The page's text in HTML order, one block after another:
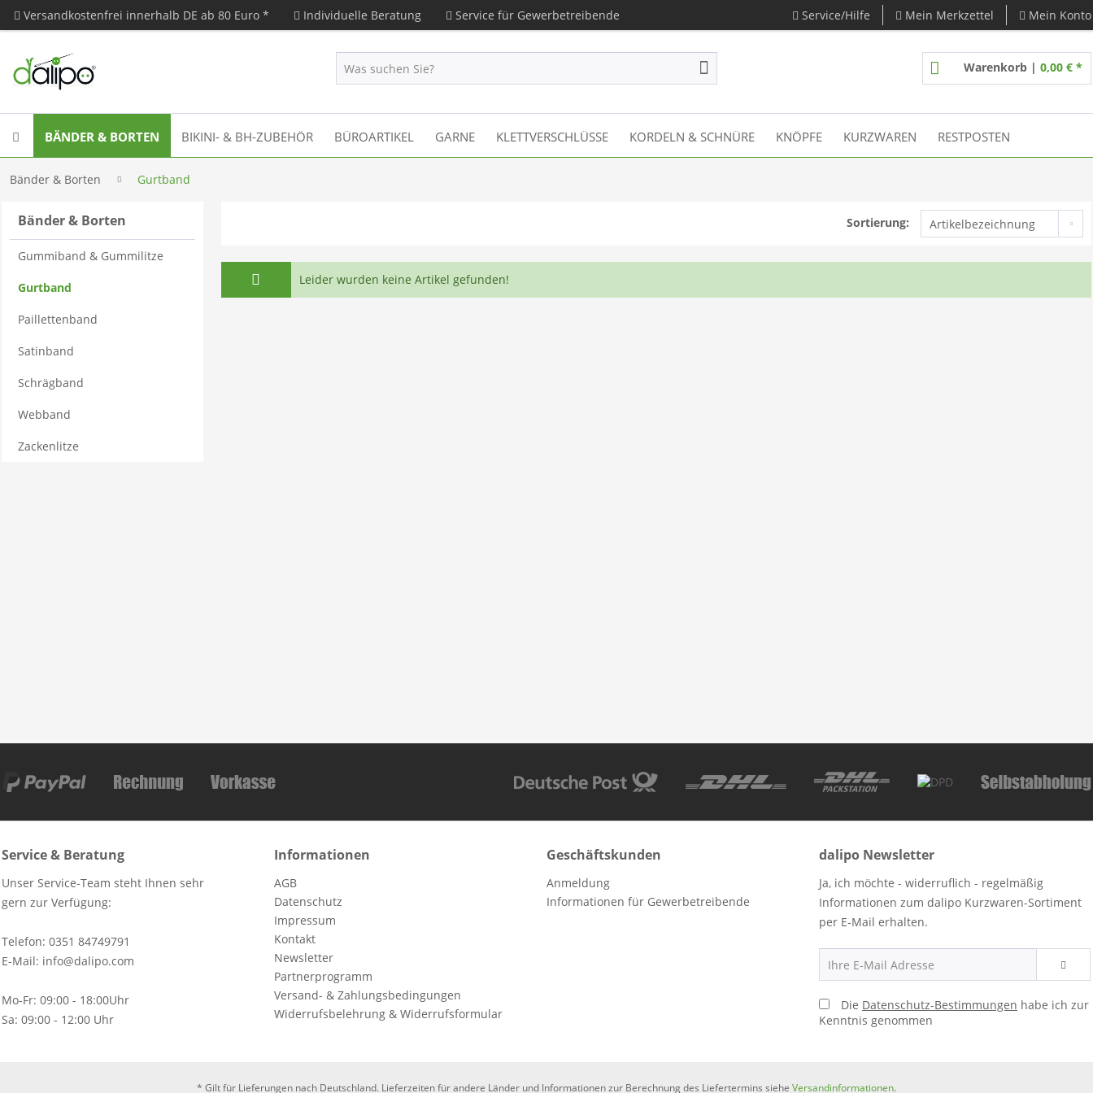
Versandkostenfrei innerhalb DE ab 80 Euro * Individuelle Beratung Service für Gewerbetreibende Service/Hilfe Mein Merkzettel Mein Konto
Warenkorb | 0,00 € *
BÄNDER & BORTEN BIKINI- & BH-ZUBEHÖR BÜROARTIKEL GARNE KLETTVERSCHLÜSSE KORDELN & SCHNÜRE KNÖPFE KURZWAREN RESTPOSTEN
Bänder & Borten Gurtband
Bänder & Borten
Gummiband & Gummilitze
Gurtband
Paillettenband
Satinband
Schrägband
Webband
Zackenlitze
Sortierung:
Leider wurden keine Artikel gefunden!
Service & Beratung
Unser Service-Team steht Ihnen sehr
gern zur Verfügung:
Telefon: 0351 84749791
E-Mail: info@dalipo.com
Mo-Fr: 09:00 - 18:00Uhr
Sa: 09:00 - 12:00 Uhr
Informationen
AGB
Datenschutz
Impressum
Kontakt
Newsletter
Partnerprogramm
Versand- & Zahlungsbedingungen
Widerrufsbelehrung & Widerrufsformular
Geschäftskunden
Anmeldung
Informationen für Gewerbetreibende
dalipo Newsletter
Ja, ich möchte - widerruflich - regelmäßig
Informationen zum dalipo Kurzwaren-Sortiment
per E-Mail erhalten.
Die Datenschutz-Bestimmungen habe ich zur
Kenntnis genommen
* Gilt für Lieferungen nach Deutschland. Lieferzeiten für andere Länder und Informationen zur Berechnung des Liefertermins siehe Versandinformationen.